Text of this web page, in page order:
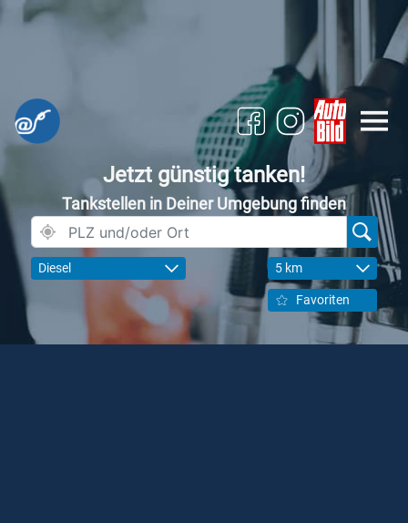
Jetzt günstig tanken!
Tankstellen in Deiner Umgebung finden
Diesel 5 km
Favoriten